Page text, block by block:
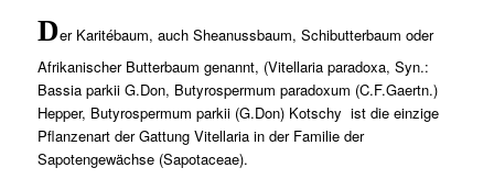
Der Karitébaum, auch Sheanussbaum, Schibutterbaum oder
Afrikanischer Butterbaum genannt, (Vitellaria paradoxa, Syn.:
Bassia parkii G.Don, Butyrospermum paradoxum (C.F.Gaertn.)
Hepper, Butyrospermum parkii (G.Don) Kotschy ist die einzige
Pflanzenart der Gattung Vitellaria in der Familie der
Sapotengewächse (Sapotaceae).